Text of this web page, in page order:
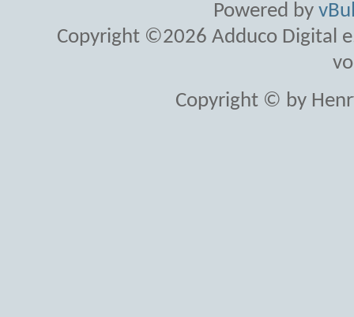
Powered by
Copyright ©2026 Adduco Digital
Copyright © by